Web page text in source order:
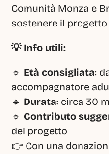
Comunità Monza e
sostenere il
💡 Info utili:
🔹 Età consigliata:
accompagnatore
🔹 Durata: circa 30
🔹 Contributo
del progetto
👉 Con una